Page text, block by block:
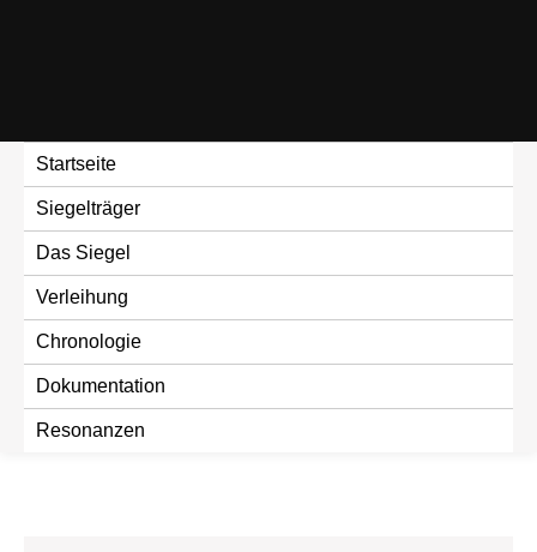
Startseite
Siegelträger
Das Siegel
Verleihung
Chronologie
Dokumentation
Resonanzen